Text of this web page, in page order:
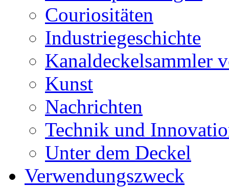
Couriositäten
Industriegeschichte
Kanaldeckelsammler
Kunst
Nachrichten
Technik und
Unter dem Deckel
Verwendungszweck